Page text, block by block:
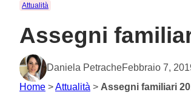
Attualità
Assegni
Daniela PetracheFebbraio 7,
Home >Attualità > Assegni familiari